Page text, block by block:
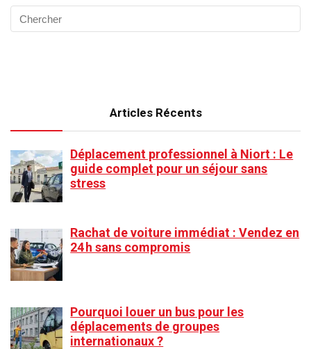
Articles Récents
Déplacement professionnel à Niort : Le
guide complet pour un séjour sans
stress
Rachat de voiture immédiat : Vendez en
24 h sans compromis
Pourquoi louer un bus pour les
déplacements de groupes
internationaux ?